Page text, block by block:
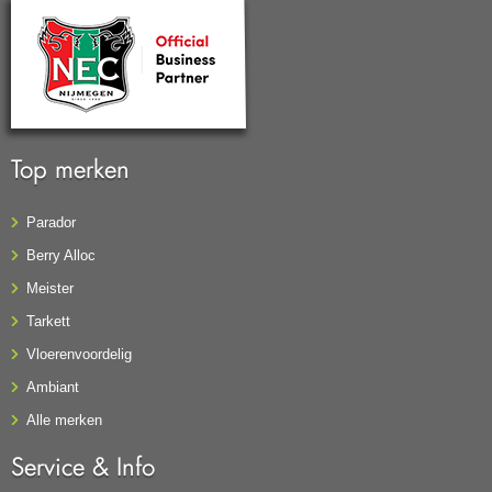
Top merken
Parador
Berry Alloc
Meister
Tarkett
Vloerenvoordelig
Ambiant
Alle merken
Service & Info